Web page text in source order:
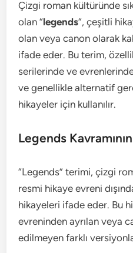
Çizgi roman kültüründe
olan “legends“, çeşitli
olan veya canon olarak
ifade eder. Bu terim,
serilerinde ve
ve genellikle alternatif
hikayeler için kullanılır.
Legends
“Legends” terimi, çizgi
resmi hikaye evreni
hikayeleri ifade eder. Bu
evreninden ayrılan veya
edilmeyen farklı